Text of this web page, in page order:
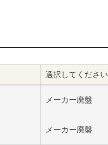
選択してください
メーカー廃盤
メーカー廃盤